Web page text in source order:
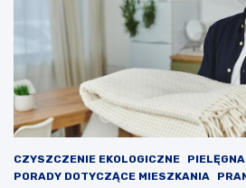
CZYSZCZENIE EKOLOGICZNE
PORADY DOTYCZĄCE MIESZKANIA